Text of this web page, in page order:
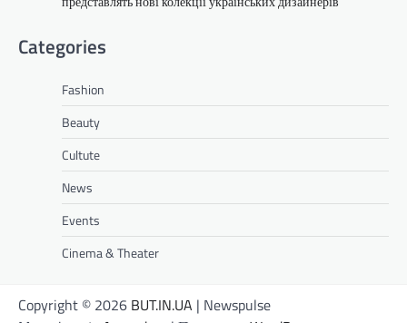
Categories
Fashion
Beauty
Cultute
News
Events
Cinema & Theater
Copyright © 2026 BUT.IN.UA | Newspulse